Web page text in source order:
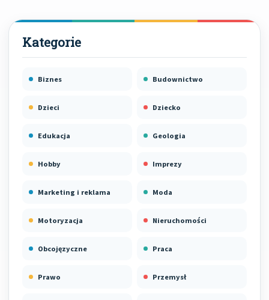
Biznes Budownictwo
Dzieci Dziecko
Edukacja Geologia
Hobby Imprezy
Marketing i reklama Moda
Motoryzacja Nieruchomości
Obcojęzyczne Praca
Prawo Przemysł